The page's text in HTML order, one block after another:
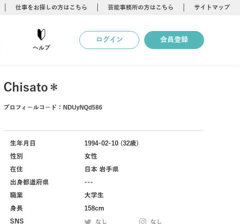
仕事をお探しの方はこちら 芸能事務所の方はこちら サイトマップ
ヘルプ
ログイン 会員登録
Chisato＊
プロフィールコード： NDUyNQd586
生年月日
1994-02-10 (32歳)
性別
女性
在住
日本 岩手県
出身都道府県
---
職業
大学生
身長
158cm
SNS
なし なし